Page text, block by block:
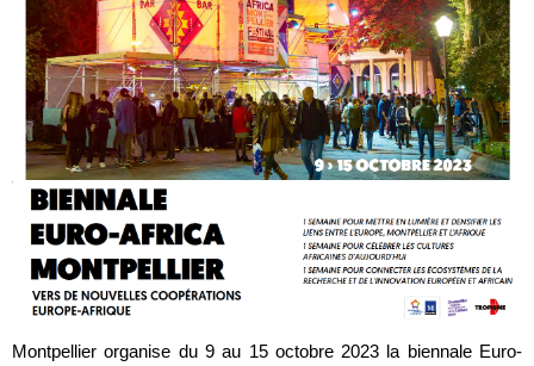
Montpellier organise du 9 au 15 octobre 2023 la biennale Euro-